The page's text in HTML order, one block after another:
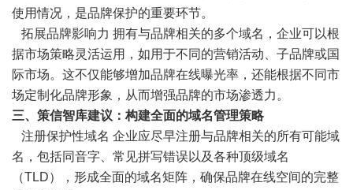
使用情况，是品牌保护的重要环节。
拓展品牌影响力 拥有与品牌相关的多个域名，企业可以根
据市场策略灵活运用，如用于不同的营销活动、子品牌或国
际市场。这不仅能够增加品牌在线曝光率，还能根据不同市
场定制化品牌形象，从而增强品牌的市场渗透力。
三、策信智库建议：构建全面的域名管理策略
注册保护性域名 企业应尽早注册与品牌相关的所有可能域
名，包括同音字、常见拼写错误以及各种顶级域名
（TLD），形成全面的域名矩阵，确保品牌在线空间的完整